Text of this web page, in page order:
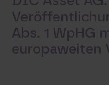
Abs. 1 WpHG
europaweiten